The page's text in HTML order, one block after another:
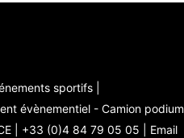
sportifs |
évènementiel - Camion podium
| +33 (0)4 84 79 05 05 | Email